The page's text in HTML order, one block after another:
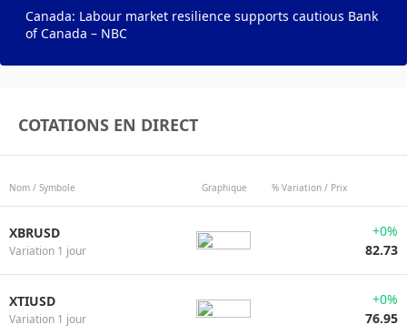
Canada: Labour market resilience supports cautious Bank
of Canada – NBC
COTATIONS EN DIRECT
Nom / Symbole Graphique % Variation / Prix
XBRUSD
Variation 1 jour
+0%
82.73
XTIUSD
Variation 1 jour
+0%
76.95